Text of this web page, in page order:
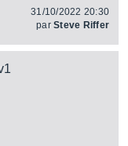
31/10/2022 20:30
parSteve Riffer